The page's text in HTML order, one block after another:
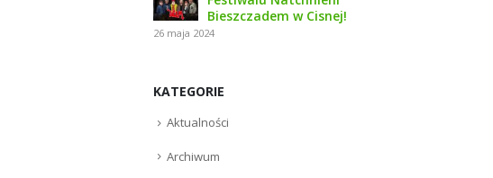
Bieszczadem w Cisnej!
26 maja 2024
KATEGORIE
Aktualności
Archiwum